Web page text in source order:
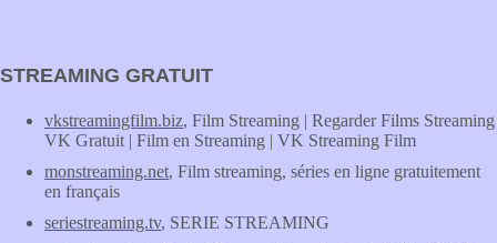
STREAMING GRATUIT
vkstreamingfilm.biz, Film Streaming | Regarder Films Streaming
VK Gratuit | Film en Streaming | VK Streaming Film
monstreaming.net, Film streaming, séries en ligne gratuitement
en français
seriestreaming.tv, SERIE STREAMING